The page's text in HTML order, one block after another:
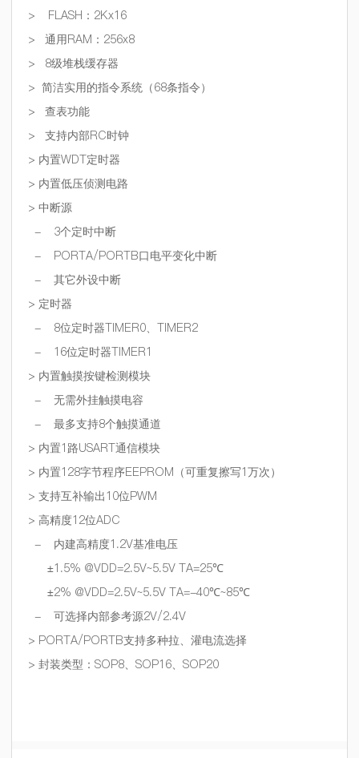
> FLASH ： 2Kx16
> 通用RAM ： 256x8
> 8级堆栈缓存器
> 简洁实用的指令系统（68条指令）
> 查表功能
> 支持内部RC时钟
> 内置WDT定时器
> 内置低压侦测电路
> 中断源
- 3个定时中断
- PORTA/PORTB口电平变化中断
- 其它外设中断
> 定时器
- 8位定时器TIMER0、 TIMER2
- 16位定时器TIMER1
> 内置触摸按键检测模块
- 无需外挂触摸电容
- 最多支持8个触摸通道
> 内置1 路USART通信模块
> 内置128字节程序EEPROM （可重复擦写1万次）
> 支持互补输出10位PWM
> 高精度12位ADC
- 内建高精度1.2V基准电压
±1.5% @VDD=2.5V~5.5V TA=25℃
±2% @VDD=2.5V~5.5V TA=-40℃~85℃
- 可选择内部参考源2V/2.4V
> PORTA/PORTB支持多种拉、灌电流选择
> 封装类型： SOP8、 SOP16、 SOP20